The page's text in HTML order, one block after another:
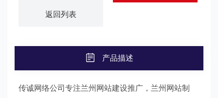
返回列表
产品描述
传诚网络公司 专注兰州网站建设推广，兰州网站制